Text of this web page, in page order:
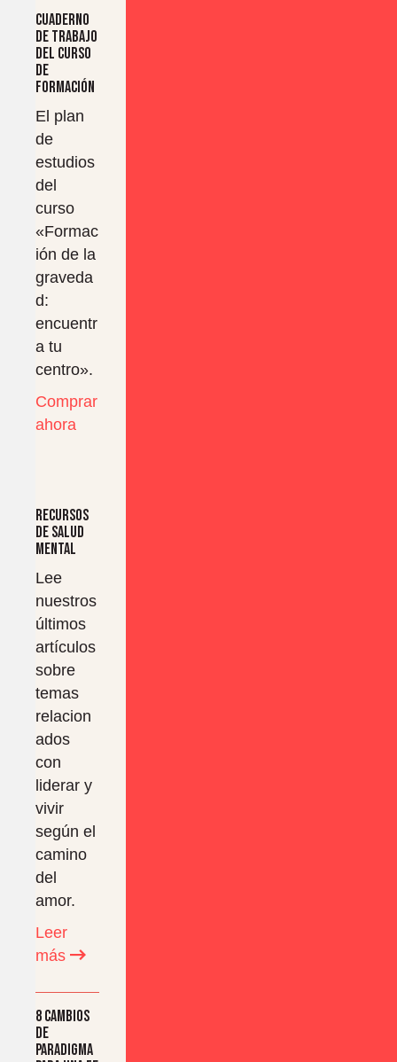
Cuaderno
de trabajo
del curso
de
formación
El plan
de
estudios
del
curso
«Formac
ión de la
graveda
d:
encuentr
a tu
centro».
Comprar
ahora
Recursos
de salud
mental
Lee
nuestros
últimos
artículos
sobre
temas
relacion
ados
con
liderar y
vivir
según el
camino
del
amor.
Leer
más
8 cambios
de
paradigma